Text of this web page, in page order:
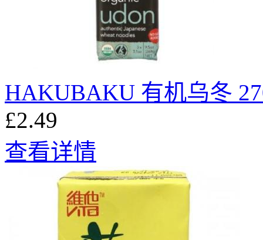
HAKUBAKU 有机乌冬
£2.49
查看详情